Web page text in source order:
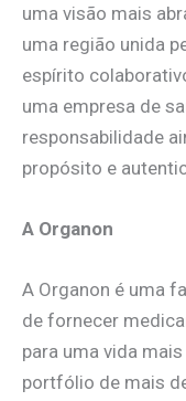
uma visão mais
uma região unida
espírito
uma empresa de
responsabilidade
propósito e
A Organon
A Organon é uma
de fornecer
para uma vida
portfólio de mais